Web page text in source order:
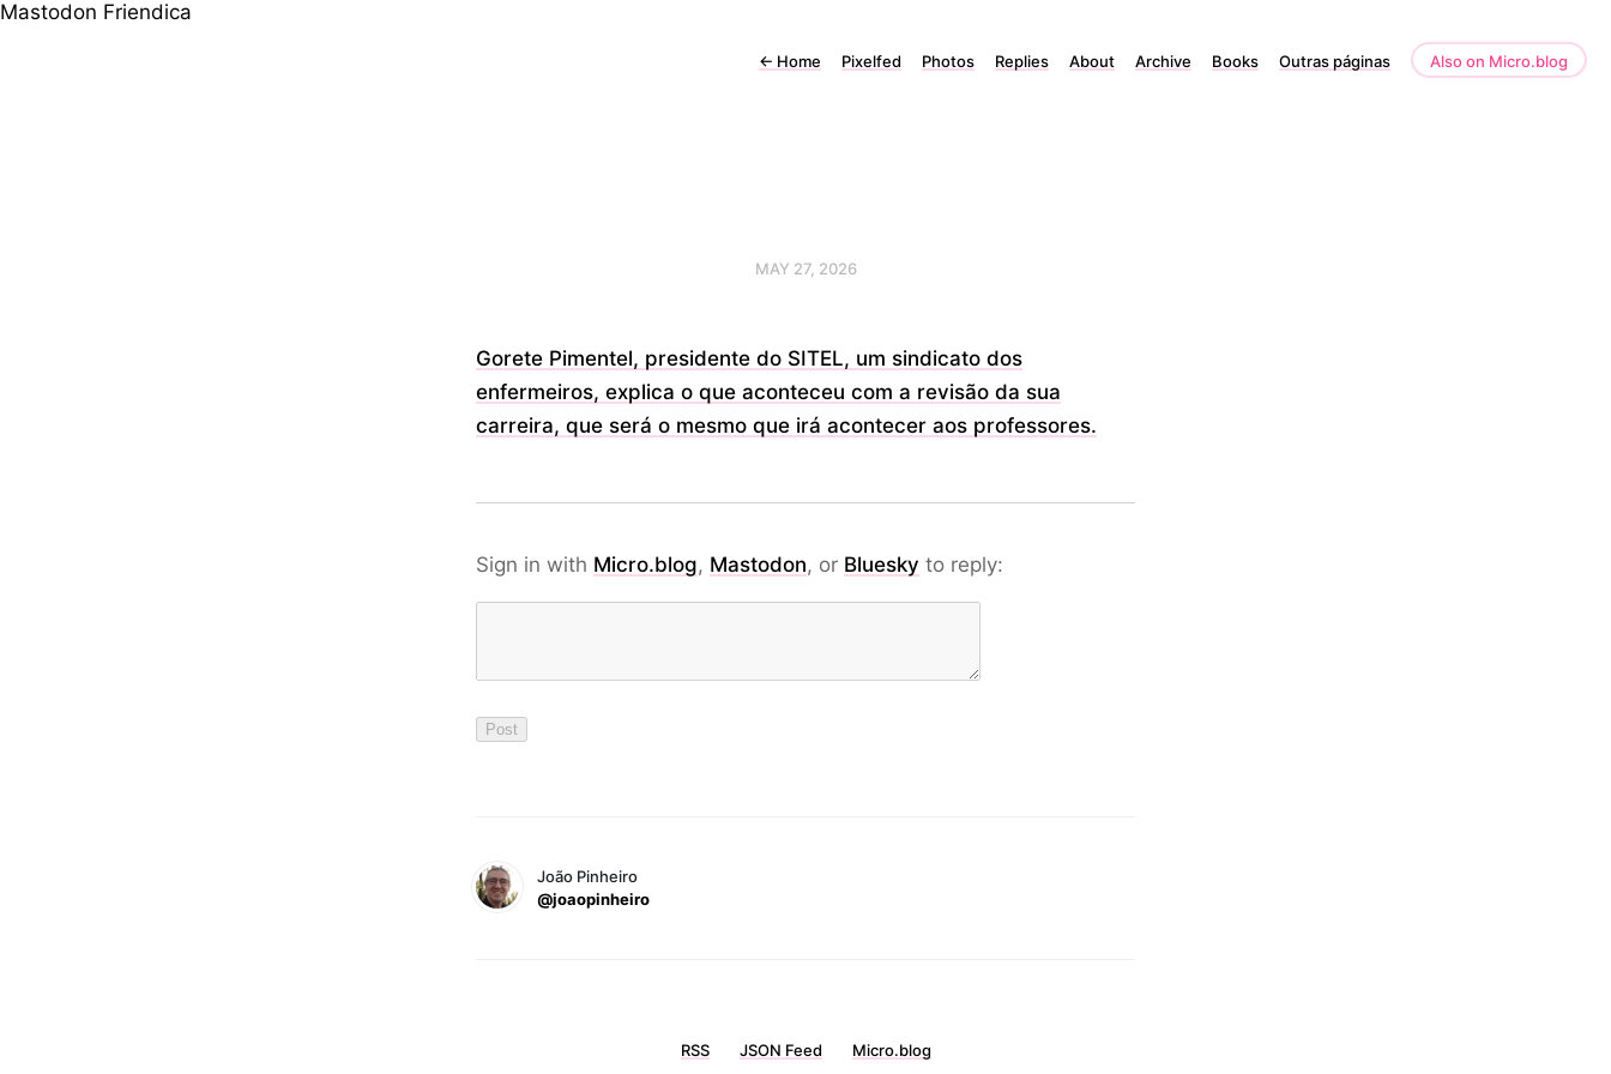
Mastodon Friendica
← Home Pixelfed Photos Replies About Archive Books Outras páginas Also on Micro.blog
MAY 27, 2026
Gorete Pimentel, presidente do SITEL, um sindicato dos
enfermeiros, explica o que aconteceu com a revisão da sua
carreira, que será o mesmo que irá acontecer aos professores.
Sign in with Micro.blog, Mastodon, or Bluesky to reply:
João Pinheiro
@joaopinheiro
RSS JSON Feed Micro.blog